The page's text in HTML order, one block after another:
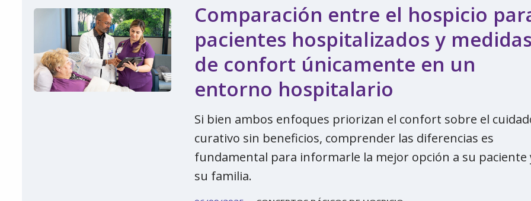
Comparación entre el hospicio
pacientes hospitalizados y medidas
de confort únicamente en un
entorno hospitalario
Si bien ambos enfoques priorizan el confort sobre el
curativo sin beneficios, comprender las diferencias es
fundamental para informarle la mejor opción a su paciente
su familia.